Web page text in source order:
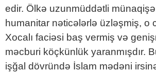
edir. Ölkə uzunmüddətli
humanitar nəticələrlə üzləşmiş, o
Xocalı faciəsi baş vermiş və
məcburi köçkünlük yaranmışdır.
işğal dövründə İslam mədəni